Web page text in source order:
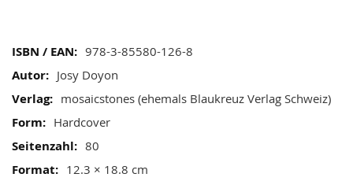
Mehr
Informationen
978-3-85580-126-8
Josy Doyon
mosaicstones (ehemals Blaukreuz Verlag Schweiz)
Hardcover
80
12.3 × 18.8 cm